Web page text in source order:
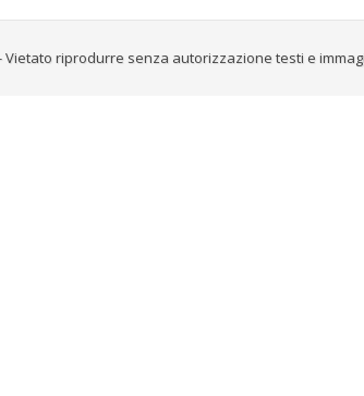
Vietato riprodurre senza autorizzazione testi e